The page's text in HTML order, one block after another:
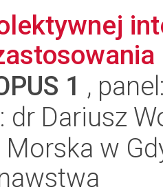
1 ,
dr Dariusz
w